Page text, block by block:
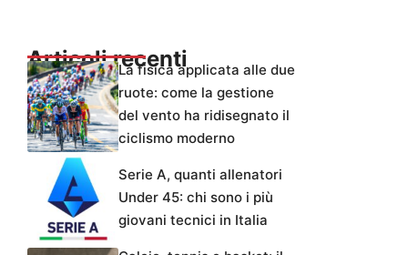
Articoli recentiLa fisica applicata alle due
ruote: come la gestione
del vento ha ridisegnato il
ciclismo moderno
Serie A, quanti allenatori
Under 45: chi sono i più
giovani tecnici in Italia